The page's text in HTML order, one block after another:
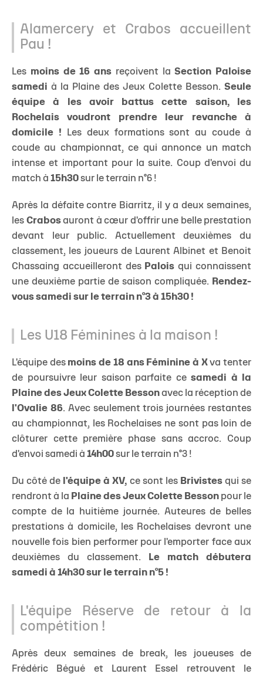
Alamercery et Crabos accueillent
Pau !
Les moins de 16 ans reçoivent laSection Paloise
samedi à la Plaine des Jeux Colette Besson. Seule
équipe à les avoir battus cette saison, les
Rochelais voudront prendre leur revanche à
domicile !
Les deux formations sont au coude à
coude au championnat, ce qui annonce un match
intense et important pour la suite. Coup d'envoi du
match à 15h30 sur le terrain n°6 !
Après la défaite contre Biarritz, il y a deux semaines,
les Crabosauront à cœur d'offrir une belle prestation
devant leur public. Actuellement deuxièmes du
classement, les joueurs de Laurent Albinet et Benoit
Chassaing accueilleront des Palois qui connaissent
une deuxième partie de saison compliquée. Rendez-
vous samedi sur le terrain n°3 à 15h30 !
Les U18 Féminines à la maison !
L'équipe des moins de 18 ans Féminine à Xva tenter
de poursuivre leur saison parfaite ce samedi à la
Plaine des Jeux Colette Besson avec la réception de
l'Ovalie 86. Avec seulement trois journées restantes
au championnat, les Rochelaises ne sont pas loin de
clôturer cette première phase sans accroc. Coup
d'envoi samedi à 14h00 sur le terrain n°3 !
Du côté de l'équipe à XV, ce sont lesBrivistesqui se
rendront à la Plaine des Jeux Colette Besson pour le
compte de la huitième journée. Auteures de belles
prestations à domicile, les Rochelaises devront une
nouvelle fois bien performer pour l'emporter face aux
deuxièmes du classement.
Le match débutera
samedi à 14h30 sur le terrain n°5 !
L'équipe Réserve de retour à la
compétition !
Après deux semaines de break, les joueuses de
Frédéric Bégué et Laurent Essel retrouvent le